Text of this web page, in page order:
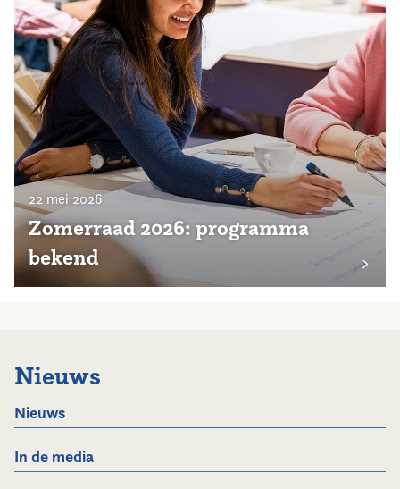
22 mei 2026
Zomerraad 2026: programma
bekend
Nieuws
Nieuws
In de media